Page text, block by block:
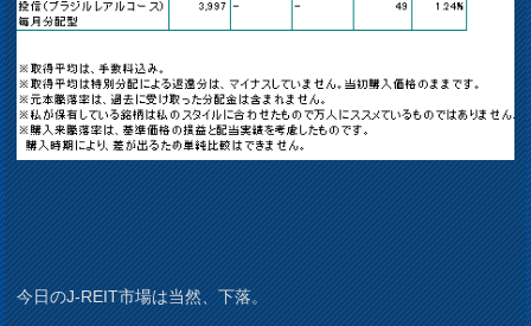
今日のJ-REIT市場は当然、下落。